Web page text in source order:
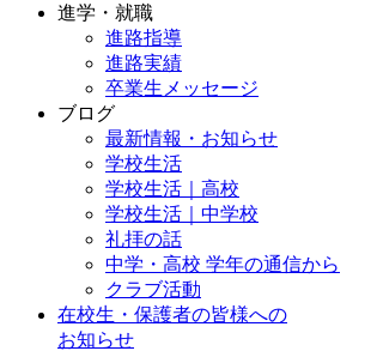
進学・就職
進路指導
進路実績
卒業生メッセージ
ブログ
最新情報・お知らせ
学校生活
学校生活｜高校
学校生活｜中学校
礼拝の話
中学・高校 学年の通信から
クラブ活動
在校生・保護者の皆様への
お知らせ